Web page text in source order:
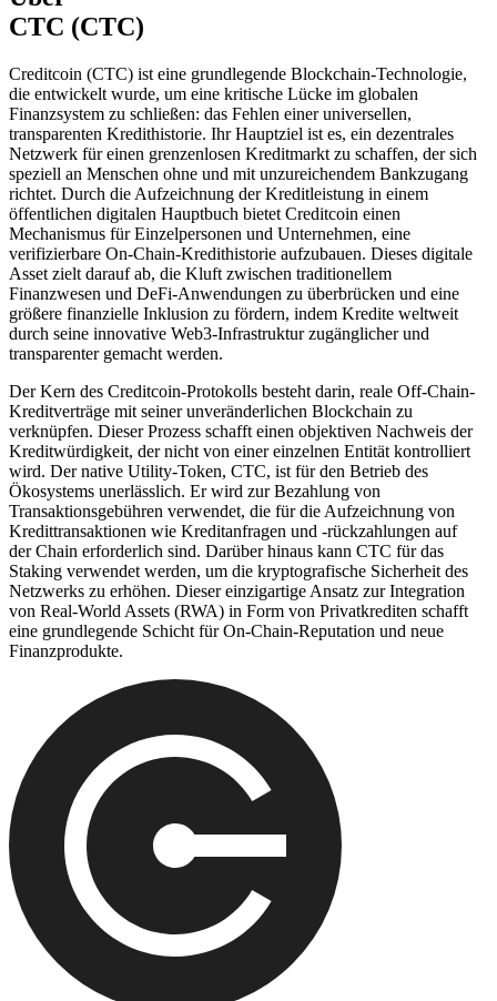
CTC (CTC)
Creditcoin (CTC) ist eine grundlegende Blockchain-Technologie,
die entwickelt wurde, um eine kritische Lücke im globalen
Finanzsystem zu schließen: das Fehlen einer universellen,
transparenten Kredithistorie. Ihr Hauptziel ist es, ein dezentrales
Netzwerk für einen grenzenlosen Kreditmarkt zu schaffen, der sich
speziell an Menschen ohne und mit unzureichendem Bankzugang
richtet. Durch die Aufzeichnung der Kreditleistung in einem
öffentlichen digitalen Hauptbuch bietet Creditcoin einen
Mechanismus für Einzelpersonen und Unternehmen, eine
verifizierbare On-Chain-Kredithistorie aufzubauen. Dieses digitale
Asset zielt darauf ab, die Kluft zwischen traditionellem
Finanzwesen und DeFi-Anwendungen zu überbrücken und eine
größere finanzielle Inklusion zu fördern, indem Kredite weltweit
durch seine innovative Web3-Infrastruktur zugänglicher und
transparenter gemacht werden.
Der Kern des Creditcoin-Protokolls besteht darin, reale Off-Chain-
Kreditverträge mit seiner unveränderlichen Blockchain zu
verknüpfen. Dieser Prozess schafft einen objektiven Nachweis der
Kreditwürdigkeit, der nicht von einer einzelnen Entität kontrolliert
wird. Der native Utility-Token, CTC, ist für den Betrieb des
Ökosystems unerlässlich. Er wird zur Bezahlung von
Transaktionsgebühren verwendet, die für die Aufzeichnung von
Kredittransaktionen wie Kreditanfragen und -rückzahlungen auf
der Chain erforderlich sind. Darüber hinaus kann CTC für das
Staking verwendet werden, um die kryptografische Sicherheit des
Netzwerks zu erhöhen. Dieser einzigartige Ansatz zur Integration
von Real-World Assets (RWA) in Form von Privatkrediten schafft
eine grundlegende Schicht für On-Chain-Reputation und neue
Finanzprodukte.